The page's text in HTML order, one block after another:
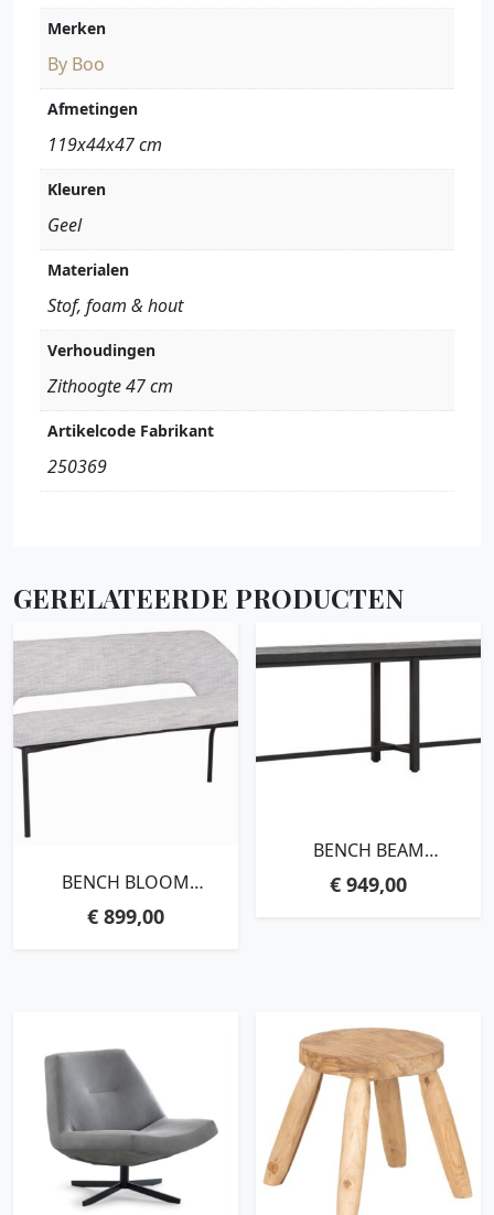
Merken
By Boo
Afmetingen
119x44x47 cm
Kleuren
Geel
Materialen
Stof, foam & hout
Verhoudingen
Zithoogte 47 cm
Artikelcode Fabrikant
250369
GERELATEERDE PRODUCTEN
BENCH BLOOM
POLARIS LIGHT GREY
€899,00
BENCH BEAM
CM RECYCLED TEAKWOOD
€ 949,00